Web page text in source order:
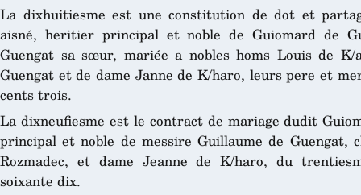
La dixhuitiesme est une constitution de dot et
aisné, heritier principal et noble de Guiomard de
Guengat sa sœur, mariée a nobles homs Louis de K/
Guengat et de dame Janne de K/haro, leurs pere et
cents trois.
La dixneufiesme est le contract de mariage dudit
principal et noble de messire Guillaume de Guengat,
Rozmadec, et dame Jeanne de K/haro, du
soixante dix.